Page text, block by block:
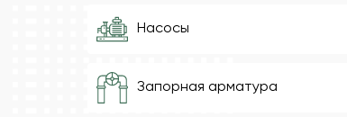
Насосы
Запорная арматура